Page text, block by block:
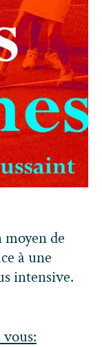
de
à une
intensive.